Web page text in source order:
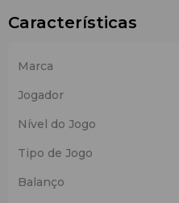
Características
Marca
Jogador
Nível do Jogo
Tipo de Jogo
Balanço